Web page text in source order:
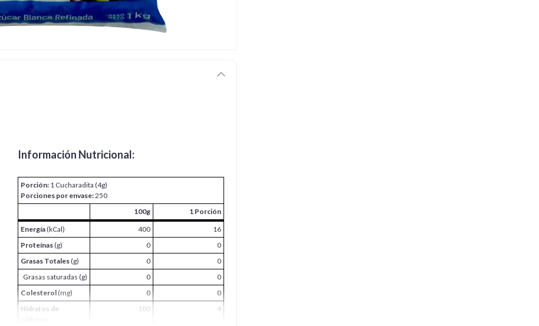
Información Nutricional:
Porción: 1 Cucharadita (4g)
Porciones por envase:250
100g
1 Porción
Energía(kCal) 400
16
Proteínas(g) 0
0
Grasas Totales(g) 0
0
Grasas saturadas (g)
0
0
Colesterol (mg) 0
0
Hidratos de
100 4